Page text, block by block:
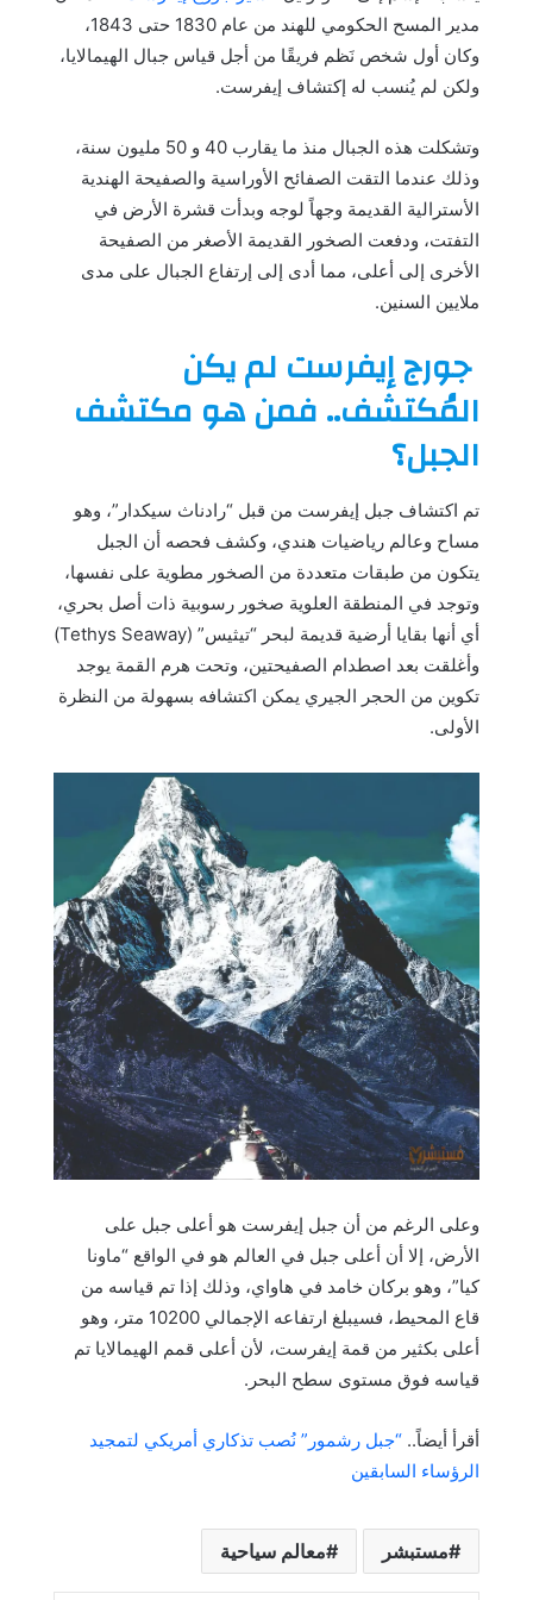
مدير المسح الحكومي للهند من عام 1830 حتى 1843،
وكان أول شخص نَظم فريقًا من أجل قياس جبال الهيمالايا،
ولكن لم يُنسب له إكتشاف إيفرست.
وتشكلت هذه الجبال منذ ما يقارب 40 و 50 مليون سنة،
وذلك عندما التقت الصفائح الأوراسية والصفيحة الهندية
الأسترالية القديمة وجهاً لوجه وبدأت قشرة الأرض في
التفتت، ودفعت الصخور القديمة الأصغر من الصفيحة
الأخرى إلى أعلى، مما أدى إلى إرتفاع الجبال على مدى
ملايين السنين.
جورج إيفرست لم يكن
المُكتشف.. فمن هو مكتشف
الجبل؟
تم اكتشاف جبل إيفرست من قبل “رادناث سيكدار”، وهو
مساح وعالم رياضيات هندي، وكشف فحصه أن الجبل
يتكون من طبقات متعددة من الصخور مطوية على نفسها،
وتوجد في المنطقة العلوية صخور رسوبية ذات أصل بحري،
أي أنها بقايا أرضية قديمة لبحر “تيثيس” (Tethys Seaway)
وأغلقت بعد اصطدام الصفيحتين، وتحت هرم القمة يوجد
تكوين من الحجر الجيري يمكن اكتشافه بسهولة من النظرة
الأولى.
وعلى الرغم من أن جبل إيفرست هو أعلى جبل على
الأرض، إلا أن أعلى جبل في العالم هو في الواقع “ماونا
كيا”، وهو بركان خامد في هاواي، وذلك إذا تم قياسه من
قاع المحيط، فسيبلغ ارتفاعه الإجمالي 10200 متر، وهو
أعلى بكثير من قمة إيفرست، لأن أعلى قمم الهيمالايا تم
قياسه فوق مستوى سطح البحر.
أقرأ أيضاً.. “جبل رشمور” نُصب تذكاري أمريكي لتمجيد
الرؤساء السابقين
مستبشر معالم سياحية